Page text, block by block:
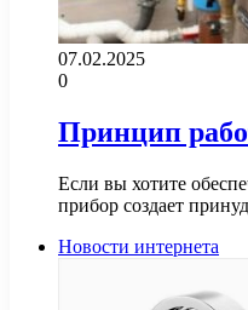
07.02.2025
0
Принцип
Если вы хотите
прибор создает
Новости интернета